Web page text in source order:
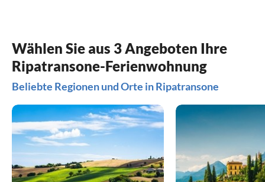
Wählen Sie aus 3 Angeboten Ihre
Ripatransone-Ferienwohnung
Beliebte Regionen und Orte in Ripatransone